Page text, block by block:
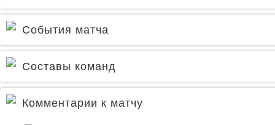
События матча
Составы команд
Комментарии к матчу